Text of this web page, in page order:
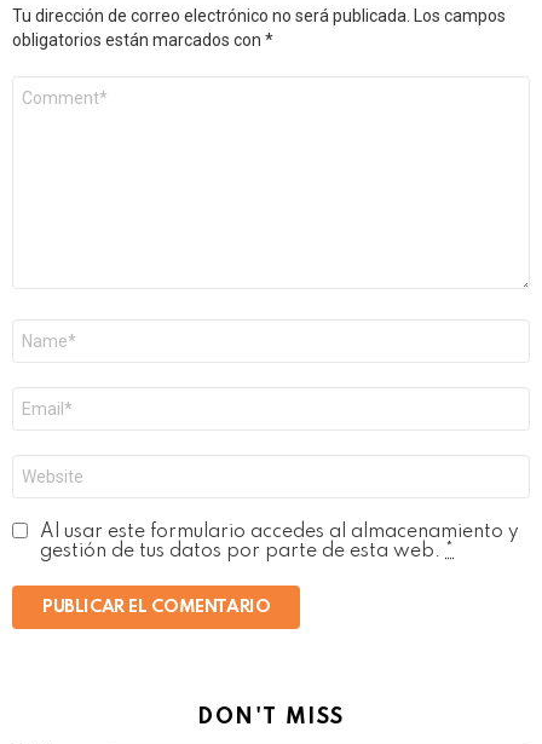
Tu dirección de correo electrónico no será publicada. Los campos
obligatorios están marcados con *
electrónico
*
Al usar este formulario accedes al almacenamiento y
gestión de tus datos por parte de esta web. *
DON'T MISS